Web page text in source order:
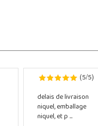
(5/5)
delais de livraison
niquel, emballage
niquel, et p ...